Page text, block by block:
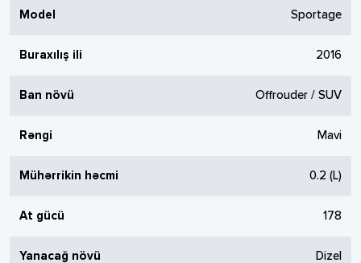
Model Sportage
Buraxılış ili 2016
Ban növü Offrouder / SUV
Rəngi Mavi
Mühərrikin həcmi 0.2 (L)
At gücü 178
Yanacağ növü Dizel